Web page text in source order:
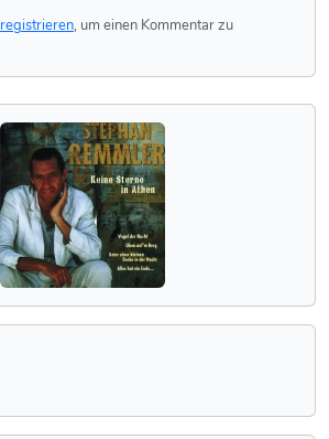
registrieren, um einen Kommentar zu